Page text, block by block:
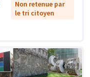
Non retenue par
le tri citoyen